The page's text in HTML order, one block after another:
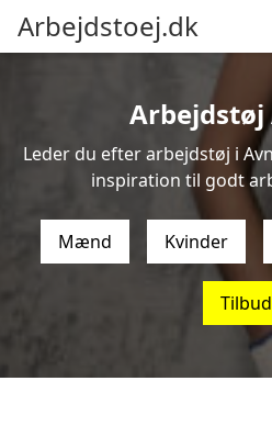
Arbejdstoej.dk
Arbejdstøj
Leder du efter arbejdstøj i
inspiration til godt
Mænd Kvinder
Tilbud